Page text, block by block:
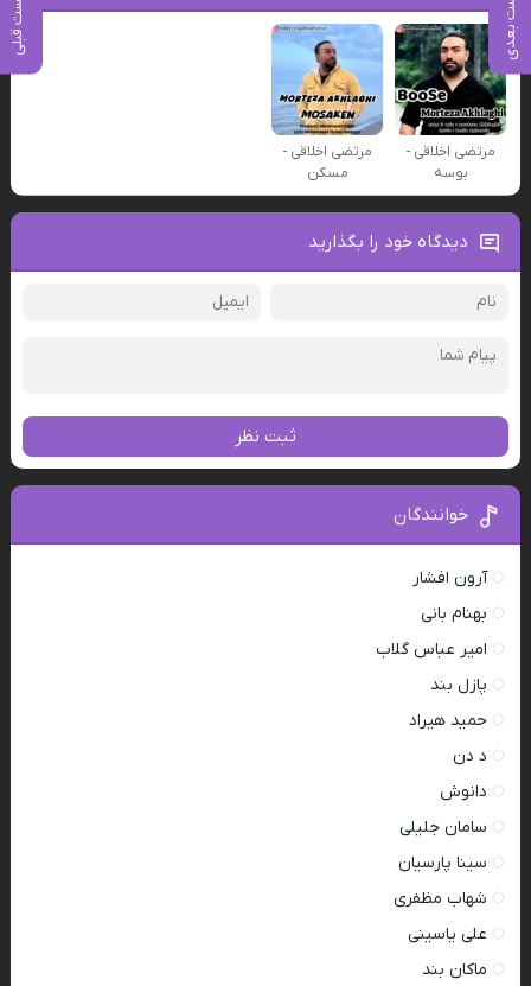
پست بعدی پست قبلی
مرتضی اخلاقی -
بوسه
مرتضی اخلاقی -
مسکن
دیدگاه خود را بگذارید
ثبت نظر
خوانندگان
آرون افشار
بهنام بانی
امیر عباس گلاب
پازل بند
حمید هیراد
د دن
دانوش
سامان جلیلی
سینا پارسیان
شهاب مظفری
علی یاسینی
ماکان بند